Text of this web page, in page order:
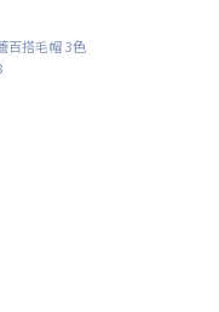
百搭毛帽 3色